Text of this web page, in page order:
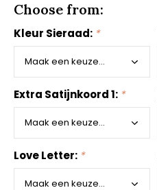
Choose from:
Kleur Sieraad: *
Extra Satijnkoord 1: *
Love Letter: *